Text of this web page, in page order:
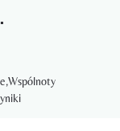
,Wspólnoty